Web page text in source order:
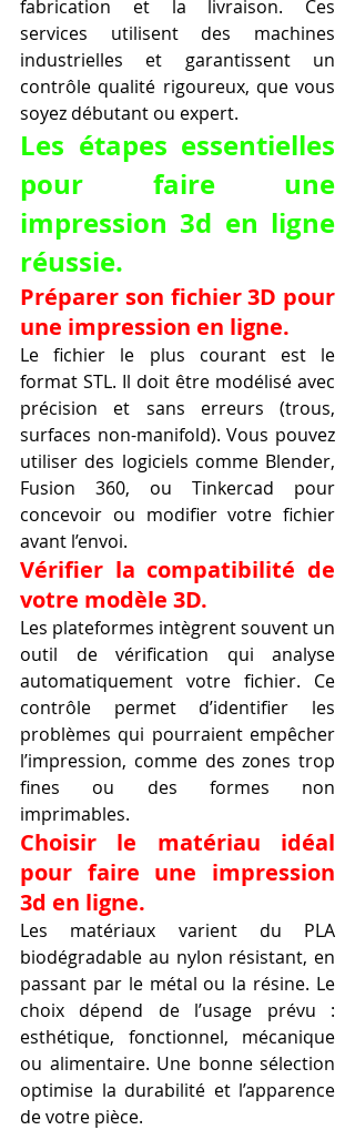
fabrication et la livraison. Ces
services utilisent des machines
industrielles et garantissent un
contrôle qualité rigoureux, que vous
soyez débutant ou expert.
Les étapes essentielles
pour faire une
impression 3d en ligne
réussie.
Préparer son fichier 3D pour
une impression en ligne.
Le fichier le plus courant est le
format STL. Il doit être modélisé avec
précision et sans erreurs (trous,
surfaces non-manifold). Vous pouvez
utiliser des logiciels comme Blender,
Fusion 360, ou Tinkercad pour
concevoir ou modifier votre fichier
avant l’envoi.
Vérifier la compatibilité de
votre modèle 3D.
Les plateformes intègrent souvent un
outil de vérification qui analyse
automatiquement votre fichier. Ce
contrôle permet d’identifier les
problèmes qui pourraient empêcher
l’impression, comme des zones trop
fines ou des formes non
imprimables.
Choisir le matériau idéal
pour faire une impression
3d en ligne.
Les matériaux varient du PLA
biodégradable au nylon résistant, en
passant par le métal ou la résine. Le
choix dépend de l’usage prévu :
esthétique, fonctionnel, mécanique
ou alimentaire. Une bonne sélection
optimise la durabilité et l’apparence
de votre pièce.